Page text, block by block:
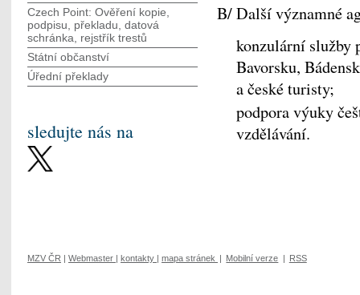
B/ Další významné
konzulární služby
Bavorsku,
a české turisty;
podpora výuky
vzdělávání.
Czech Point: Ověření kopie,
podpisu, překladu, datová
schránka, rejstřík trestů
Státní občanství
Úřední překlady
sledujte nás na
MZV ČR | Webmaster | kontakty | mapa stránek | Mobilní verze | RSS